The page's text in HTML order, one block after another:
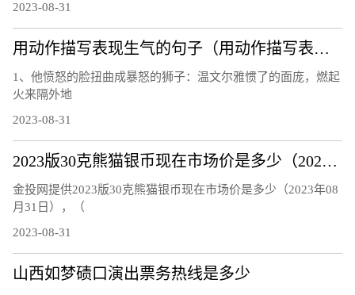
2023-08-31
用动作描写表现生气的句子（用动作描写表现生气）
1、他愤怒的脸扭曲成暴怒的狮子：温文尔雅惯了的面庞，燃起
火来隔外地
2023-08-31
2023版30克熊猫银币现在市场价是多少（2023年08月31日）
金投网提供2023版30克熊猫银币现在市场价是多少（2023年08
月31日），（
2023-08-31
山西如梦碛口演出票务热线是多少